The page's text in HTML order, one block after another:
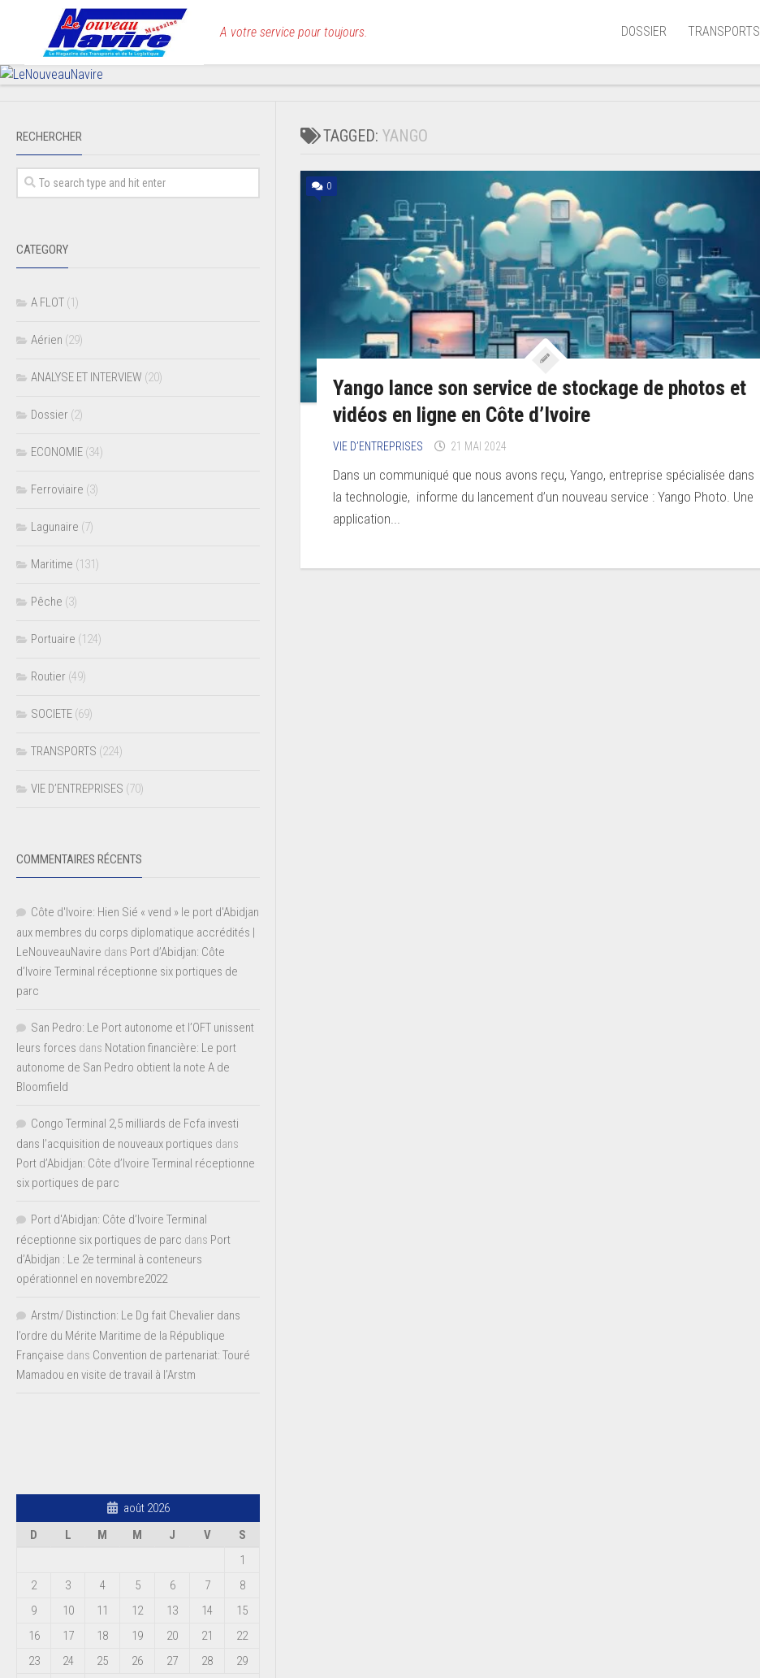
A votre service pour toujours. DOSSIER TRANSPORTS
Aérien
Ferroviaire
Lagunaire
TAGGED: YANGO
0
Yango lance son service de stockage de photos et
vidéos en ligne en Côte d’Ivoire
VIE D’ENTREPRISES 21 MAI 2024
Dans un communiqué que nous avons reçu, Yango, entreprise spécialisée dans
la technologie, informe du lancement d’un nouveau service : Yango Photo. Une
application...
RECHERCHER
CATEGORY
A FLOT (1)
Aérien (29)
ANALYSE ET INTERVIEW (20)
Dossier (2)
ECONOMIE (34)
Ferroviaire (3)
Lagunaire (7)
Maritime (131)
Pêche (3)
Portuaire (124)
Routier (49)
SOCIETE (69)
TRANSPORTS (224)
VIE D’ENTREPRISES (70)
COMMENTAIRES RÉCENTS
Côte d'Ivoire: Hien Sié « vend » le port d'Abidjan
aux membres du corps diplomatique accrédités |
LeNouveauNavire dans Port d’Abidjan: Côte
d’Ivoire Terminal réceptionne six portiques de
parc
San Pedro: Le Port autonome et l’OFT unissent
leurs forces dans Notation financière: Le port
autonome de San Pedro obtient la note A de
Bloomfield
Congo Terminal 2,5 milliards de Fcfa investi
dans l’acquisition de nouveaux portiques dans
Port d’Abidjan: Côte d’Ivoire Terminal réceptionne
six portiques de parc
Port d'Abidjan: Côte d’Ivoire Terminal
réceptionne six portiques de parc dans Port
d’Abidjan : Le 2e terminal à conteneurs
opérationnel en novembre2022
Arstm/ Distinction: Le Dg fait Chevalier dans
l’ordre du Mérite Maritime de la République
Française dans Convention de partenariat: Touré
Mamadou en visite de travail à l’Arstm
août 2026
D
L M M J V
S
1
2
3 4 5 6 7
8
9
10 11 12 13 14
15
16
17 18 19 20 21
22
23
24 25 26 27 28
29